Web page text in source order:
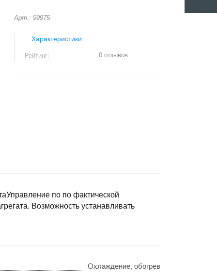
Арт.: 99975
Характеристики
Рейтинг: 0 отзывов
по по фактической
Возможность устанавливать
Охлаждение, обогрев